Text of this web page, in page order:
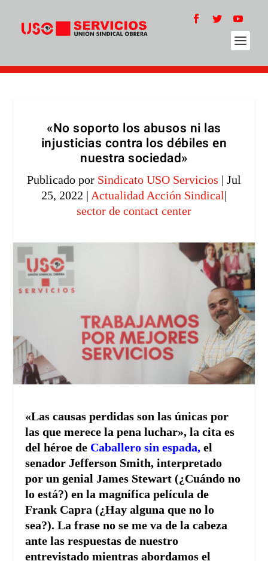
«No soporto los abusos ni las
injusticias contra los débiles en
nuestra sociedad»
Publicado por Sindicato USO Servicios | Jul
25, 2022 | Actualidad Acción Sindical|
sector de contact center
«Las causas perdidas son las únicas por
las que merece la pena luchar», la cita es
del héroe de Caballero sin espada, el
senador Jefferson Smith, interpretado
por un genial James Stewart (¿Cuándo no
lo está?) en la magnífica película de
Frank Capra (¿Hay alguna que no lo
sea?). La frase no se me va de la cabeza
ante las respuestas de nuestro
entrevistado mientras abordamos el